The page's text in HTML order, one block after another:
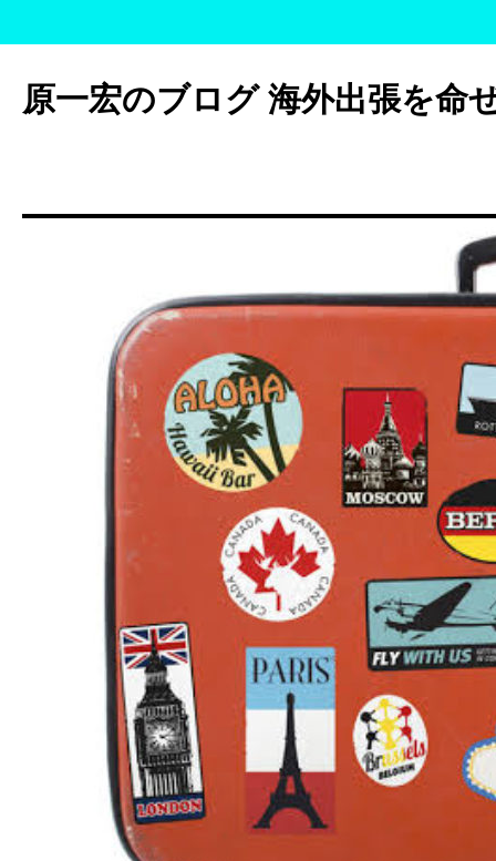
テ
ン
ッ
原一宏のブログ 海外出張を命